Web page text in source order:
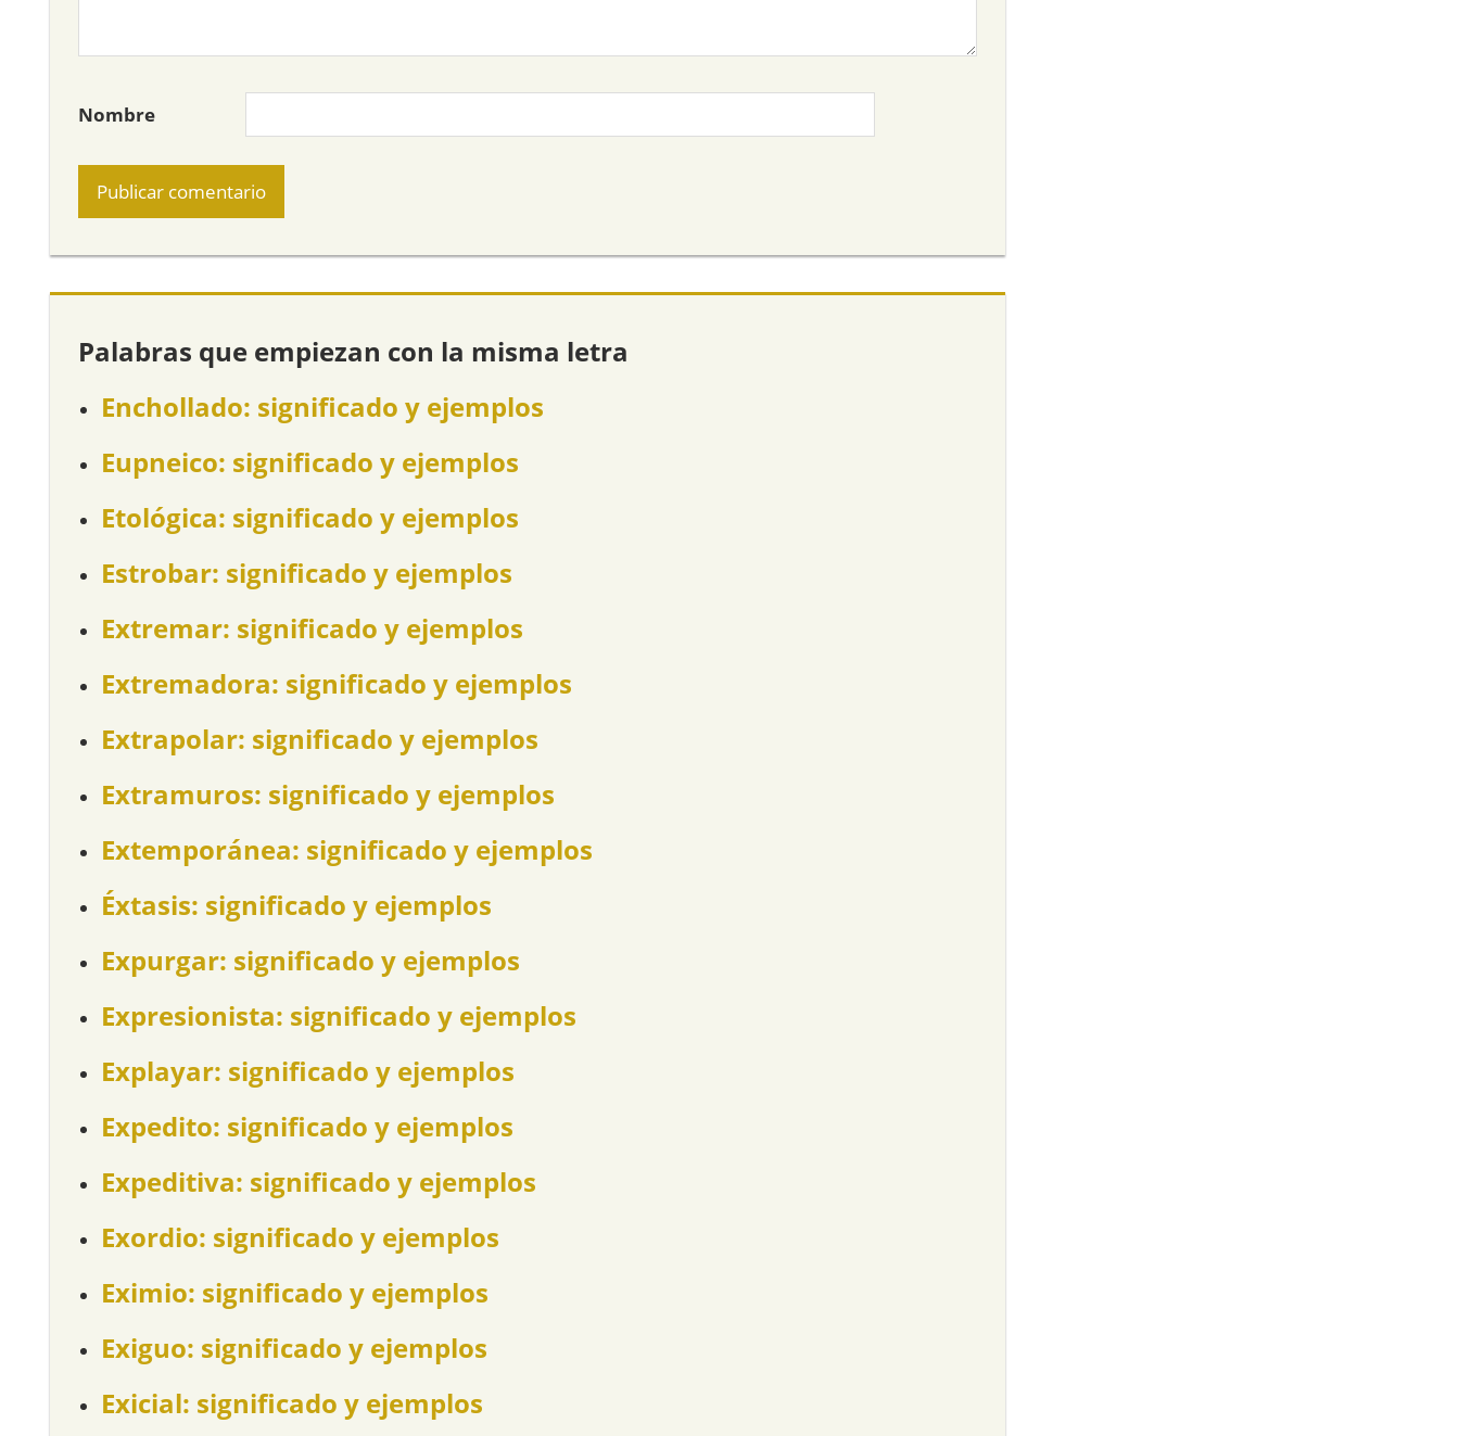
Nombre
Palabras que empiezan con la misma letra
Enchollado: significado y ejemplos
Eupneico: significado y ejemplos
Etológica: significado y ejemplos
Estrobar: significado y ejemplos
Extremar: significado y ejemplos
Extremadora: significado y ejemplos
Extrapolar: significado y ejemplos
Extramuros: significado y ejemplos
Extemporánea: significado y ejemplos
Éxtasis: significado y ejemplos
Expurgar: significado y ejemplos
Expresionista: significado y ejemplos
Explayar: significado y ejemplos
Expedito: significado y ejemplos
Expeditiva: significado y ejemplos
Exordio: significado y ejemplos
Eximio: significado y ejemplos
Exiguo: significado y ejemplos
Exicial: significado y ejemplos